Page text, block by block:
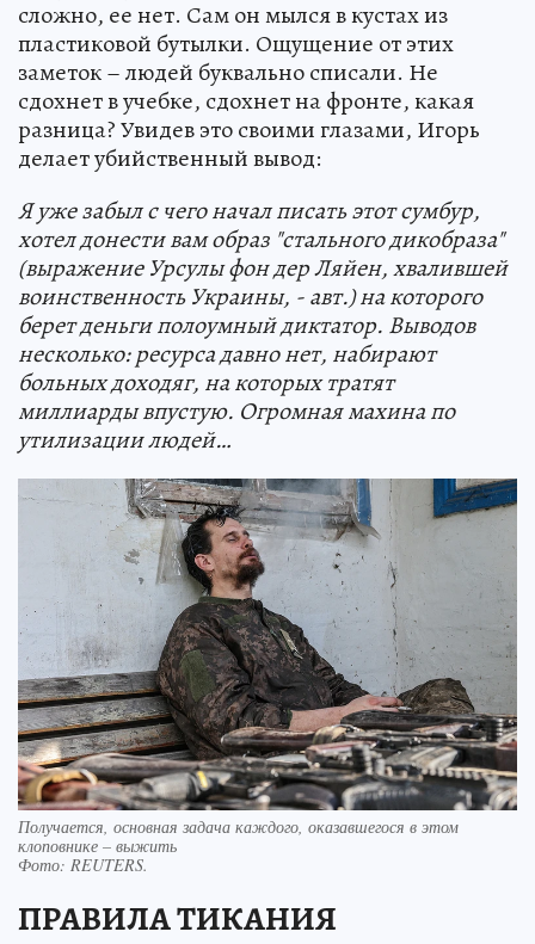
сложно, ее нет. Сам он мылся в кустах из
пластиковой бутылки. Ощущение от этих
заметок – людей буквально списали. Не
сдохнет в учебке, сдохнет на фронте, какая
разница? Увидев это своими глазами, Игорь
делает убийственный вывод:
Я уже забыл с чего начал писать этот сумбур,
хотел донести вам образ "стального дикобраза"
(выражение Урсулы фон дер Ляйен, хвалившей
воинственность Украины, - авт.) на которого
берет деньги полоумный диктатор. Выводов
несколько: ресурса давно нет, набирают
больных доходяг, на которых тратят
миллиарды впустую. Огромная махина по
утилизации людей…
Получается, основная задача каждого, оказавшегося в этом
клоповнике – выжить
Фото: REUTERS.
ПРАВИЛА ТИКАНИЯ